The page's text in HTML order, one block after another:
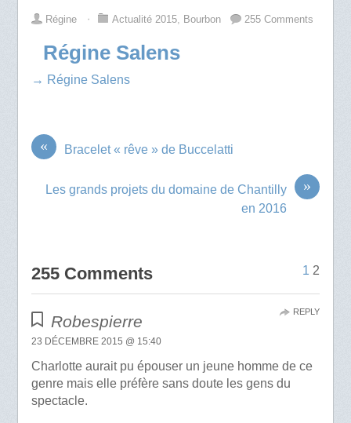
Régine ⋅ Actualité 2015, Bourbon 255 Comments
Régine Salens
→ Régine Salens
« Bracelet « rêve » de Buccelatti
»
Les grands projets du domaine de Chantilly
en 2016
255 Comments 1 2
Robespierre
23 DÉCEMBRE 2015 @ 15:40
Charlotte aurait pu épouser un jeune homme de ce
genre mais elle préfère sans doute les gens du
spectacle.
REPLY